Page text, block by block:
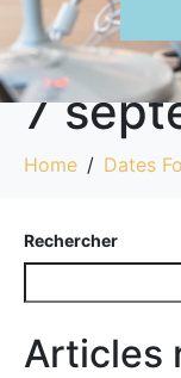
7
Home Dates
Rechercher
Articles